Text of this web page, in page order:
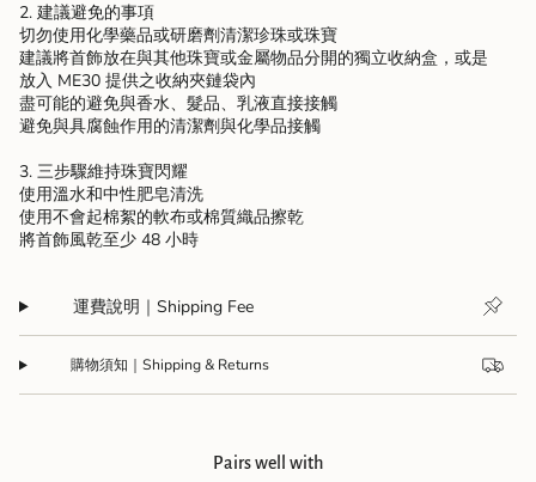
2. 建議避免的事項
切勿使用化學藥品或研磨劑清潔珍珠或珠寶
建議將首飾放在與其他珠寶或金屬物品分開的獨立收納盒，或是
放入 ME30 提供之收納夾鏈袋內
盡可能的避免與香水、髮品、乳液直接接觸
避免與具腐蝕作用的清潔劑與化學品接觸
3. 三步驟維持珠寶閃耀
使用溫水和中性肥皂清洗
使用不會起棉絮的軟布或棉質織品擦乾
將首飾風乾至少 48 小時​​
運費說明｜Shipping Fee
購物須知｜Shipping & Returns
Pairs well with